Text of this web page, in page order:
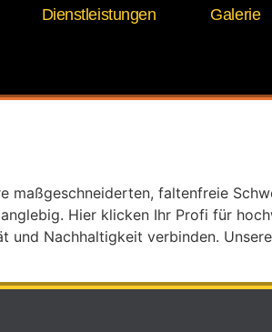
Dienstleistungen Galerie
maßgeschneiderten, faltenfreie
Hier klicken Ihr Profi für
Nachhaltigkeit verbinden.